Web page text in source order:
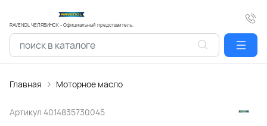
RAVENOL ЧЕЛЯБИНСК - Официальный представитель.
Главная Моторное масло
Артикул 4014835730045